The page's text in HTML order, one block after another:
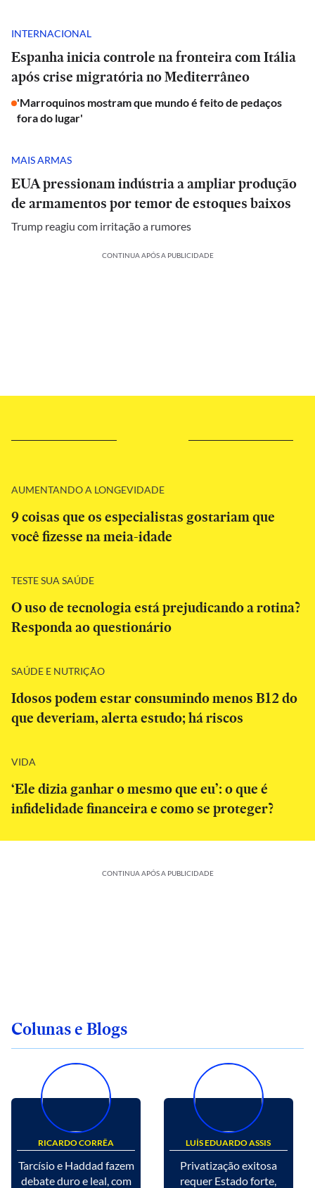
INTERNACIONAL
Espanha inicia controle na fronteira com Itália
após crise migratória no Mediterrâneo
'Marroquinos mostram que mundo é feito de pedaços
fora do lugar'
MAIS ARMAS
EUA pressionam indústria a ampliar produção
de armamentos por temor de estoques baixos
Trump reagiu com irritação a rumores
CONTINUA APÓS A PUBLICIDADE
AUMENTANDO A LONGEVIDADE
9 coisas que os especialistas gostariam que
você fizesse na meia-idade
TESTE SUA SAÚDE
O uso de tecnologia está prejudicando a rotina?
Responda ao questionário
SAÚDE E NUTRIÇÃO
Idosos podem estar consumindo menos B12 do
que deveriam, alerta estudo; há riscos
VIDA
‘Ele dizia ganhar o mesmo que eu’: o que é
infidelidade financeira e como se proteger?
CONTINUA APÓS A PUBLICIDADE
Colunas e Blogs
RICARDO CORRÊA
Tarcísio e Haddad fazem
debate duro e leal, com
LUÍS EDUARDO ASSIS
Privatização exitosa
requer Estado forte,